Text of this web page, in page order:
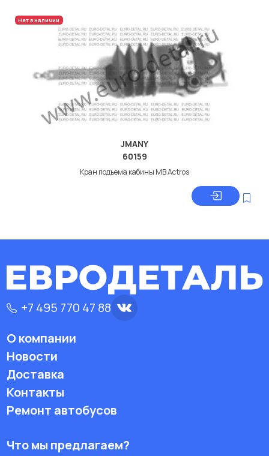
Нет в наличии
JMANY
60159
Кран подъема кабины MB Actros
+7 495 770 47 88
О компании
Новости
Доставка
Контакты
Ремонт автобусов
Что мы предлагаем?